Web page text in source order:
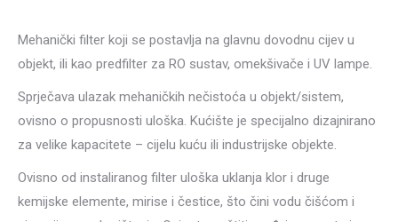
Mehanički filter koji se postavlja na glavnu dovodnu cijev u
objekt, ili kao predfilter za RO sustav, omekšivače i UV lampe.
Sprječava ulazak mehaničkih nečistoća u objekt/sistem,
ovisno o propusnosti uloška. Kućište je specijalno dizajnirano
za velike kapacitete – cijelu kuću ili industrijske objekte.
Ovisno od instaliranog filter uloška uklanja klor i druge
kemijske elemente, mirise i čestice, što čini vodu čišćom i